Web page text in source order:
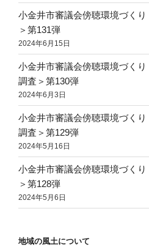
小金井市審議会傍聴環境づく
＞第131弾
2024年6月15日
小金井市審議会傍聴環境づく
調査＞第130弾
2024年6月3日
小金井市審議会傍聴環境づく
調査＞第129弾
2024年5月16日
小金井市審議会傍聴環境づく
＞第128弾
2024年5月6日
地域の風土について